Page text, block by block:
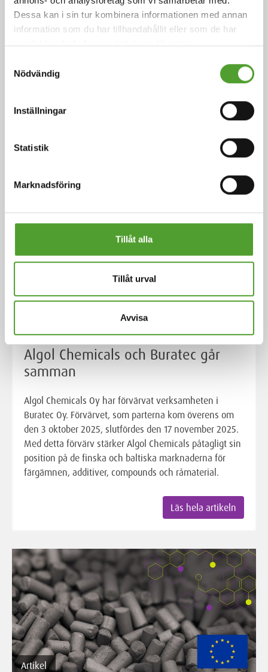
Dessa kan i sin tur kombinera informationen med annan
information som du har tillhandahållit eller som de har
samlat in när du har använt deras tjänster.
Nödvändig
Inställningar
Statistik
Marknadsföring
Tillåt alla
Tillåt urval
Avvisa
År 2025 blev våra hållbarhetsmål en allt viktigare del
av vårt prestationsstyrningssystem. Därmed har målen
dagliga arbete. Vi gjorde betydande framsteg i
hållbarhetsarbetet och uppnådde nollutsläpp för Scope
hållbarhetsmål för leveranskedjan, liksom flera av
Algol Chemicals och Buratec går
samman
Algol Chemicals Oy har förvärvat verksamheten i
Buratec Oy. Förvärvet, som parterna kom överens om
den 3 oktober 2025, slutfördes den 17 november 2025.
Med detta förvärv stärker Algol Chemicals påtagligt sin
position på de finska och baltiska marknaderna för
färgämnen, additiver, compounds och råmaterial.
Läs hela artikeln
Artikel